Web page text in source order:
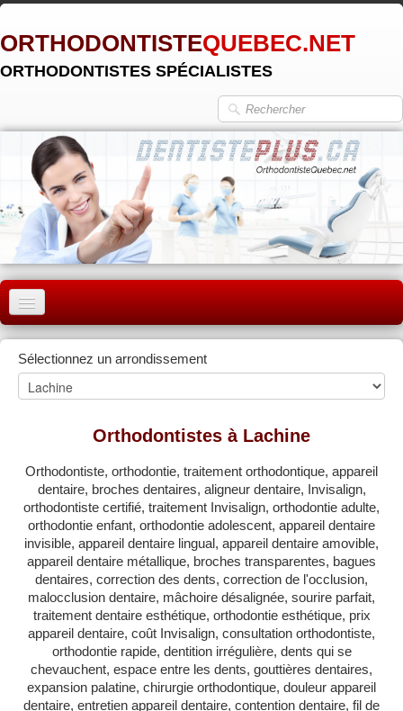
ORTHODONTISTEQUEBEC.NET
ORTHODONTISTES SPÉCIALISTES
ACCUEIL
MONTRÉAL
QUÉBEC
RÉGIONS▼
ZONE DENTISTE▼
Sélectionnez un arrondissement
Orthodontistes à Lachine
Orthodontiste, orthodontie, traitement orthodontique, appareil
dentaire, broches dentaires, aligneur dentaire, Invisalign,
orthodontiste certifié, traitement Invisalign, orthodontie adulte,
orthodontie enfant, orthodontie adolescent, appareil dentaire
invisible, appareil dentaire lingual, appareil dentaire amovible,
appareil dentaire métallique, broches transparentes, bagues
dentaires, correction des dents, correction de l'occlusion,
malocclusion dentaire, mâchoire désalignée, sourire parfait,
traitement dentaire esthétique, orthodontie esthétique, prix
appareil dentaire, coût Invisalign, consultation orthodontiste,
orthodontie rapide, dentition irrégulière, dents qui se
chevauchent, espace entre les dents, gouttières dentaires,
expansion palatine, chirurgie orthodontique, douleur appareil
dentaire, entretien appareil dentaire, contention dentaire, fil de